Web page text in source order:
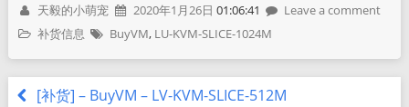
天毅的小萌宠 2020年1月26日 01:06:41
Leave a comment
补货信息
BuyVM, LU-KVM-SLICE-1024M
[补货] – BuyVM – LV-KVM-SLICE-512M